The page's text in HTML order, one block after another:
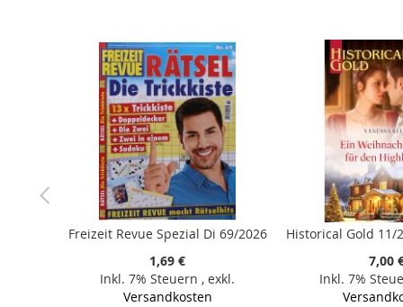
Freizeit Revue Spezial Di 69/2026
1,69 €
Inkl. 7% Steuern , exkl.
Versandkosten
7,00
Inkl. 7%